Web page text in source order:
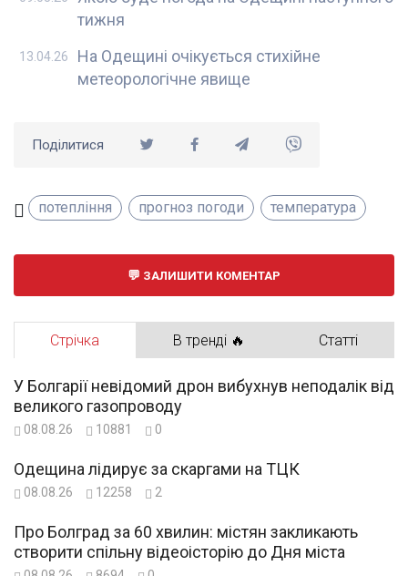
тижня
На Одещині очікується стихійне
метеорологічне явище
13.04.26
Поділитися
потепління прогноз погоди температура
ЗАЛИШИТИ КОМЕНТАР
Стрічка В тренді 🔥 Статті
У Болгарії невідомий дрон вибухнув неподалік від
великого газопроводу
08.08.26 10881 0
Одещина лідирує за скаргами на ТЦК
08.08.26 12258 2
Про Болград за 60 хвилин: містян закликають
створити спільну відеоісторію до Дня міста